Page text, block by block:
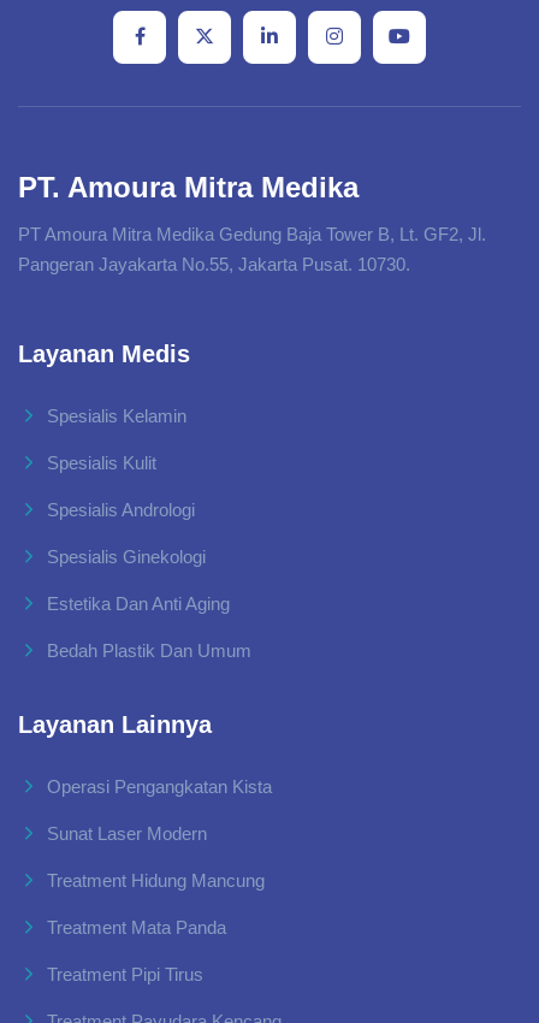
PT. Amoura Mitra Medika
PT Amoura Mitra Medika Gedung Baja Tower B, Lt. GF2, Jl.
Pangeran Jayakarta No.55, Jakarta Pusat. 10730.
Layanan Medis
Spesialis Kelamin
Spesialis Kulit
Spesialis Andrologi
Spesialis Ginekologi
Estetika Dan Anti Aging
Bedah Plastik Dan Umum
Layanan Lainnya
Operasi Pengangkatan Kista
Sunat Laser Modern
Treatment Hidung Mancung
Treatment Mata Panda
Treatment Pipi Tirus